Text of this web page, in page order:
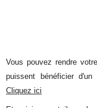
Vous pouvez rendre
puissent bénéficier
Cliquez ici